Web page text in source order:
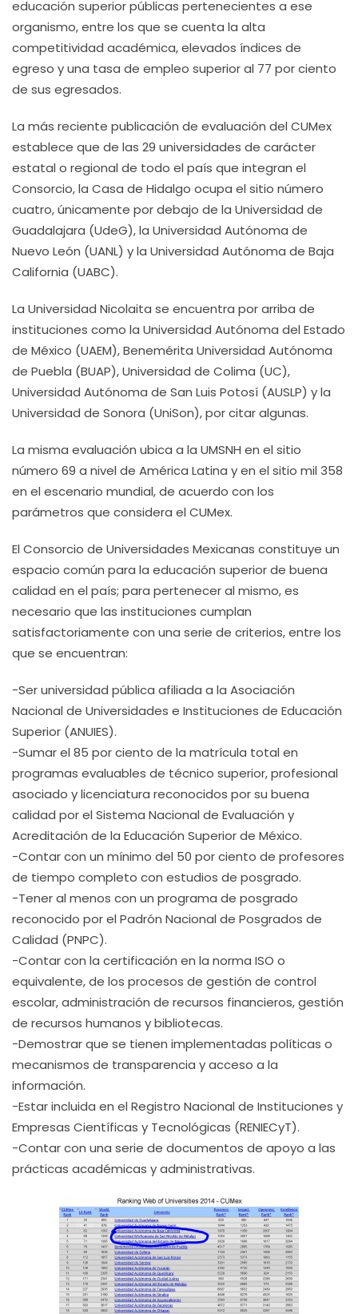
educación superior públicas pertenecientes a ese
organismo, entre los que se cuenta la alta
competitividad académica, elevados índices de
egreso y una tasa de empleo superior al 77 por ciento
de sus egresados.
La más reciente publicación de evaluación del CUMex
establece que de las 29 universidades de carácter
estatal o regional de todo el país que integran el
Consorcio, la Casa de Hidalgo ocupa el sitio número
cuatro, únicamente por debajo de la Universidad de
Guadalajara (UdeG), la Universidad Autónoma de
Nuevo León (UANL) y la Universidad Autónoma de Baja
California (UABC).
La Universidad Nicolaita se encuentra por arriba de
instituciones como la Universidad Autónoma del Estado
de México (UAEM), Benemérita Universidad Autónoma
de Puebla (BUAP), Universidad de Colima (UC),
Universidad Autónoma de San Luis Potosí (AUSLP) y la
Universidad de Sonora (UniSon), por citar algunas.
La misma evaluación ubica a la UMSNH en el sitio
número 69 a nivel de América Latina y en el sitio mil 358
en el escenario mundial, de acuerdo con los
parámetros que considera el CUMex.
El Consorcio de Universidades Mexicanas constituye un
espacio común para la educación superior de buena
calidad en el país; para pertenecer al mismo, es
necesario que las instituciones cumplan
satisfactoriamente con una serie de criterios, entre los
que se encuentran:
-Ser universidad pública afiliada a la Asociación
Nacional de Universidades e Instituciones de Educación
Superior (ANUIES).
-Sumar el 85 por ciento de la matrícula total en
programas evaluables de técnico superior, profesional
asociado y licenciatura reconocidos por su buena
calidad por el Sistema Nacional de Evaluación y
Acreditación de la Educación Superior de México.
-Contar con un mínimo del 50 por ciento de profesores
de tiempo completo con estudios de posgrado.
-Tener al menos con un programa de posgrado
reconocido por el Padrón Nacional de Posgrados de
Calidad (PNPC).
-Contar con la certificación en la norma ISO o
equivalente, de los procesos de gestión de control
escolar, administración de recursos financieros, gestión
de recursos humanos y bibliotecas.
-Demostrar que se tienen implementadas políticas o
mecanismos de transparencia y acceso a la
información.
-Estar incluida en el Registro Nacional de Instituciones y
Empresas Científicas y Tecnológicas (RENIECyT).
-Contar con una serie de documentos de apoyo a las
prácticas académicas y administrativas.